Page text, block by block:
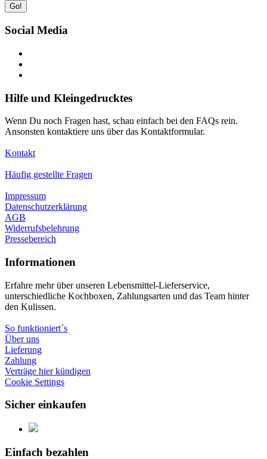
Go!
Social Media
Hilfe und Kleingedrucktes
Wenn Du noch Fragen hast, schau einfach bei den FAQs rein.
Ansonsten kontaktiere uns über das Kontaktformular.
Kontakt
Häufig gestellte Fragen
Impressum
Datenschutzerklärung
AGB
Widerrufsbelehrung
Pressebereich
Informationen
Erfahre mehr über unseren Lebensmittel-Lieferservice,
unterschiedliche Kochboxen, Zahlungsarten und das Team hinter
den Kulissen.
So funktioniert´s
Über uns
Lieferung
Zahlung
Verträge hier kündigen
Cookie Settings
Sicher einkaufen
Einfach bezahlen